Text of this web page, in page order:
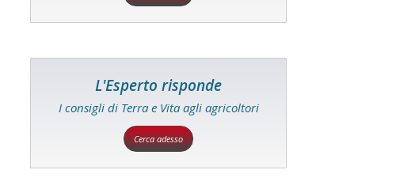
L'Esperto risponde
I consigli di Terra e Vita agli agricoltori
Cerca adesso